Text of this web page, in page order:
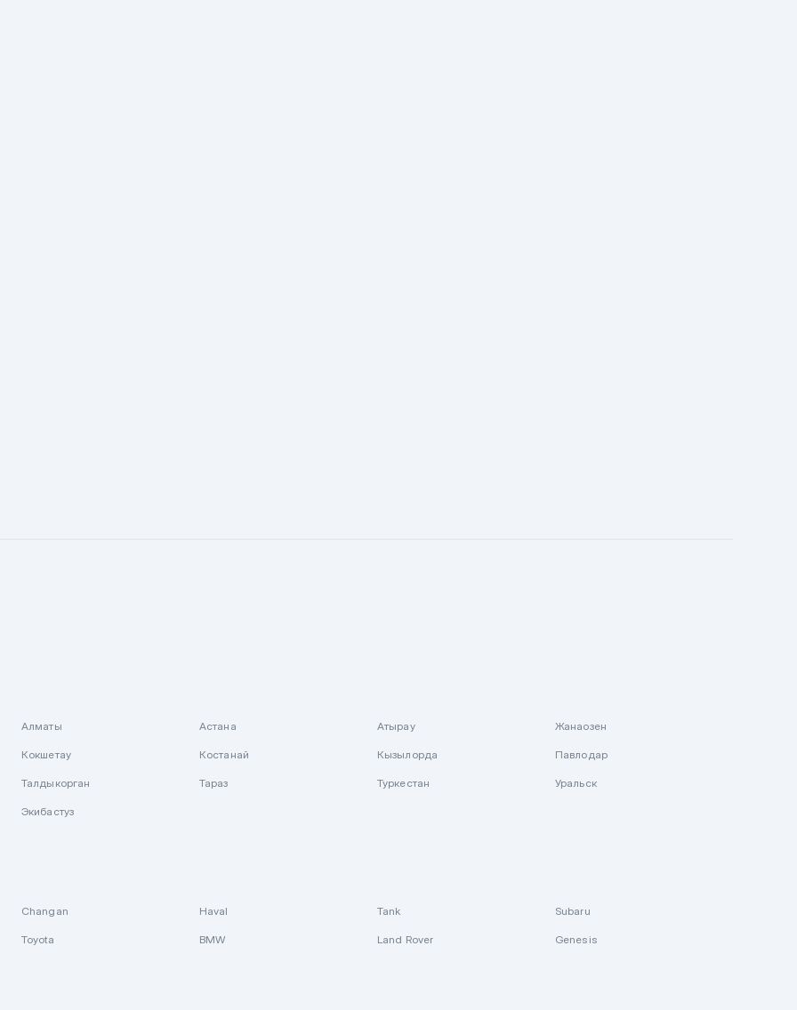
Алматы Астана Атырау Жанаозен
Кокшетау Костанай Кызылорда Павлодар
Талдыкорган Тараз Туркестан Уральск
Экибастуз
Changan Haval Tank Subaru
Toyota BMW Land Rover Genesis